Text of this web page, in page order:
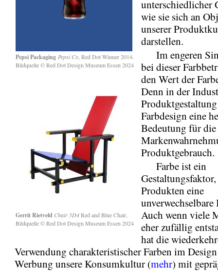
Pepsi Packaging Pepsi Co , Red Dot Winner 2014.
Bildquelle © Red Dot Design Museum Essen 2024
Gerrit Rietveld Chair 5D4Red and Blue Chair,
Bildquelle © Red Dot Design Museum Essen 2024
unterschiedlicher
wie sie sich an
unserer
darstellen.
Im engeren
bei dieser
den Wert der
Denn in der
Farbdesign eine
Bedeutung für die
Produktgebrauch.
Farbe ist ein
Produkten eine
Auch wenn viele
eher zufällig
hat die
Verwendung charakteristischer Farben im
Werbung unsere Konsumkultur (mehr) mit